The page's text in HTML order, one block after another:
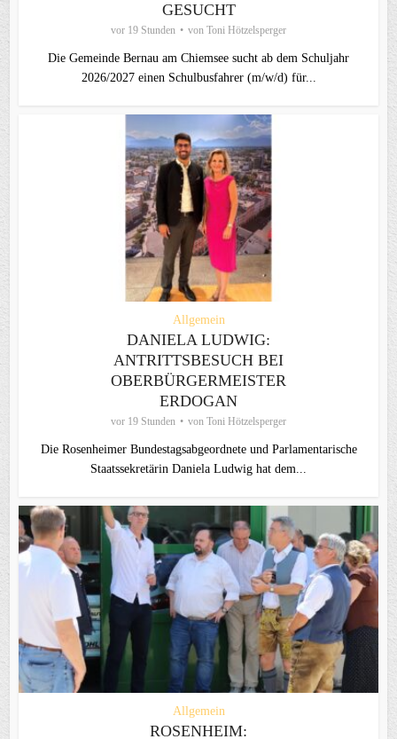
GESUCHT
vor 19 Stunden von Toni Hötzelsperger
Die Gemeinde Bernau am Chiemsee sucht ab dem Schuljahr
2026/2027 einen Schulbusfahrer (m/w/d) für...
Allgemein
DANIELA LUDWIG:
ANTRITTSBESUCH BEI
OBERBÜRGERMEISTER
ERDOGAN
vor 19 Stunden von Toni Hötzelsperger
Die Rosenheimer Bundestagsabgeordnete und Parlamentarische
Staatssekretärin Daniela Ludwig hat dem...
Allgemein
ROSENHEIM: